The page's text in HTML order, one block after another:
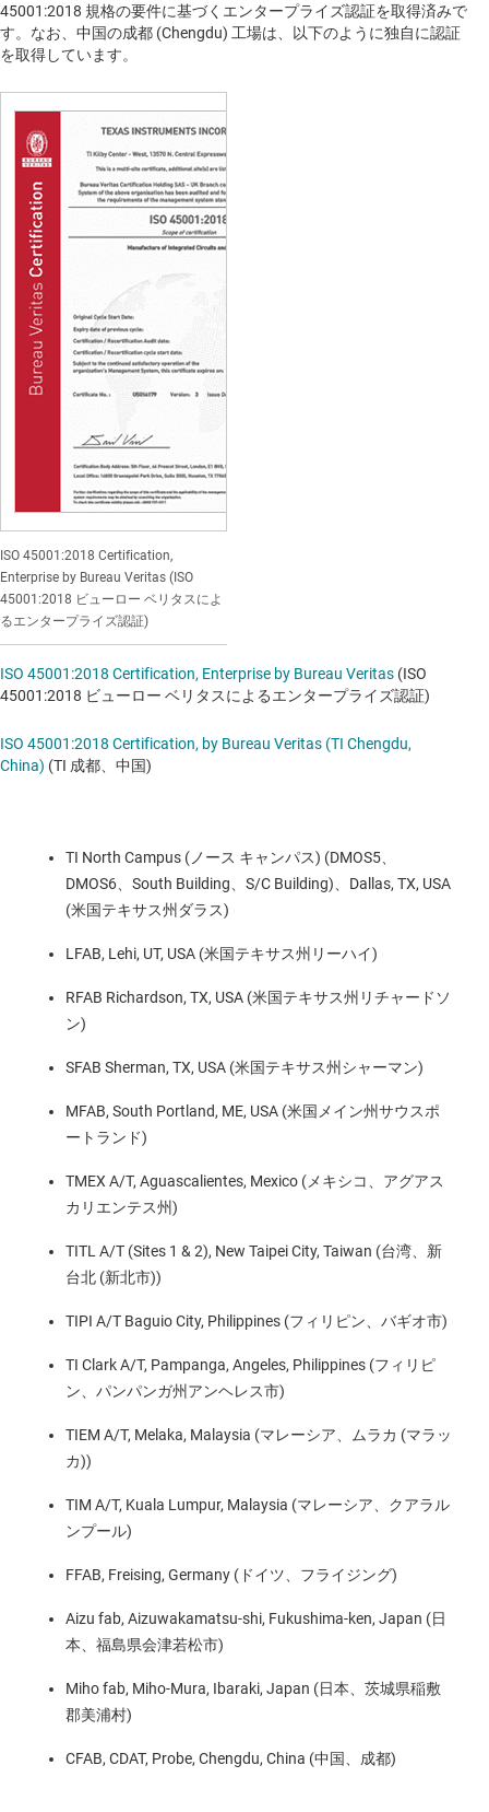
45001:2018 規格の要件に基づくエンタープライズ認証を取得済みで
す。なお、中国の成都 (Chengdu) 工場は、以下のように独自に認証
を取得しています。
ISO 45001:2018 Certification,
Enterprise by Bureau Veritas (ISO
45001:2018 ビューロー ベリタスによ
るエンタープライズ認証)
ISO 45001:2018 Certification, Enterprise by Bureau Veritas (ISO
45001:2018 ビューロー ベリタスによるエンタープライズ認証)
ISO 45001:2018 Certification, by Bureau Veritas (TI Chengdu,
China) (TI 成都、中国)
TI North Campus (ノース キャンパス) (DMOS5、
DMOS6、South Building、S/C Building)、Dallas, TX, USA
(米国テキサス州ダラス)
LFAB, Lehi, UT, USA (米国テキサス州リーハイ)
RFAB Richardson, TX, USA (米国テキサス州リチャードソ
ン)
SFAB Sherman, TX, USA (米国テキサス州シャーマン)
MFAB, South Portland, ME, USA (米国メイン州サウスポ
ートランド)
TMEX A/T, Aguascalientes, Mexico (メキシコ、アグアス
カリエンテス州)
TITL A/T (Sites 1 & 2), New Taipei City, Taiwan (台湾、新
台北 (新北市))
TIPI A/T Baguio City, Philippines (フィリピン、バギオ市)
TI Clark A/T, Pampanga, Angeles, Philippines (フィリピ
ン、パンパンガ州アンヘレス市)
TIEM A/T, Melaka, Malaysia (マレーシア、ムラカ (マラッ
カ))
TIM A/T, Kuala Lumpur, Malaysia (マレーシア、クアラル
ンプール)
FFAB, Freising, Germany (ドイツ、フライジング)
Aizu fab, Aizuwakamatsu-shi, Fukushima-ken, Japan (日
本、福島県会津若松市)
Miho fab, Miho-Mura, Ibaraki, Japan (日本、茨城県稲敷
郡美浦村)
CFAB, CDAT, Probe, Chengdu, China (中国、成都)